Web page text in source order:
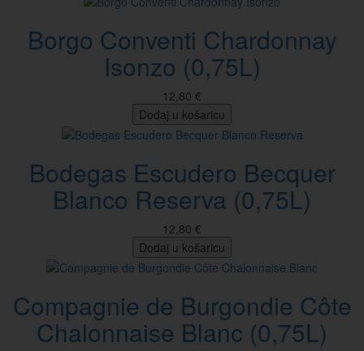
Borgo Conventi Chardonnay
Isonzo (0,75L)
12,80 €
Dodaj u košaricu
Bodegas Escudero Becquer
Blanco Reserva (0,75L)
12,80 €
Dodaj u košaricu
Compagnie de Burgondie Côte
Chalonnaise Blanc (0,75L)